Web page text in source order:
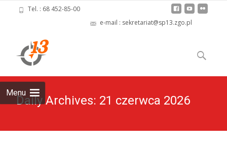
Tel. : 68 452-85-00
e-mail : sekretariat@sp13.zgo.pl
Menu
to
content
Szukaj:
Daily Archives: 21 czerwca 2026